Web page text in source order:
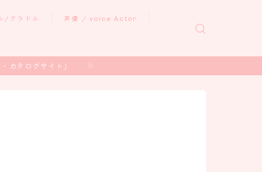
/グラドル 声優 / voice Actor
カタログサイト」